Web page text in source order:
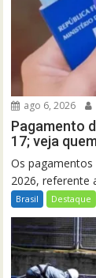
ago 6, 2026
Pagamento
17; veja
Os
2026, referente
Brasil Destaque